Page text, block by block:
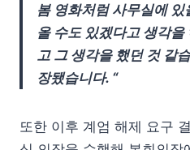
봄 영화처럼 사무실에
올 수도 있겠다고 생각
고 그 생각을 했던 것 같
장됐습니다. “
또한 이후 계엄 해제 요구